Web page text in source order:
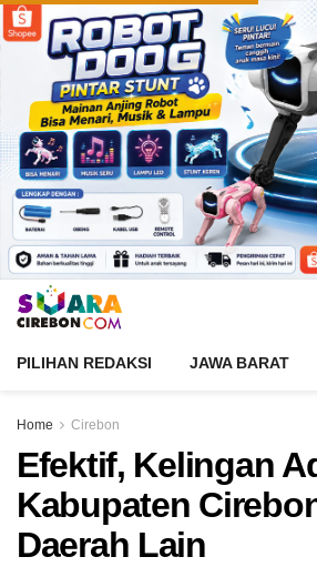
PILIHAN REDAKSI JAWA BARAT
Home Cirebon
Efektif, Kelingan
Kabupaten
Daerah Lain